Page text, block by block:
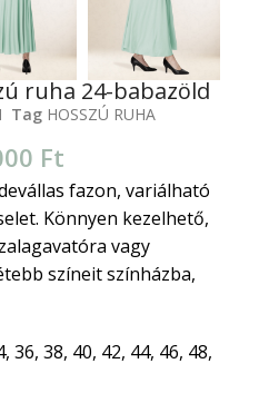
ruha 24-babazöld
Tag HOSSZÚ RUHA
Ft
fazon, variálható
Könnyen kezelhető,
vagy
színeit színházba,
36, 38, 40, 42, 44, 46, 48,